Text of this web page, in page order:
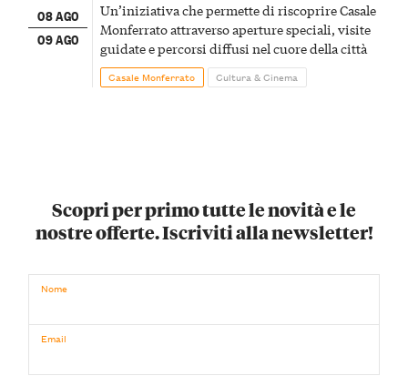
08 AGO
09 AGO
Un’iniziativa che permette di riscoprire Casale
Monferrato attraverso aperture speciali, visite
guidate e percorsi diffusi nel cuore della città
Casale Monferrato Cultura & Cinema
Scopri per primo tutte le novità e le
nostre offerte. Iscriviti alla newsletter!
Nome
Email